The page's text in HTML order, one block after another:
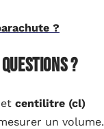
?
?
et centilitre (cl)
un volume.